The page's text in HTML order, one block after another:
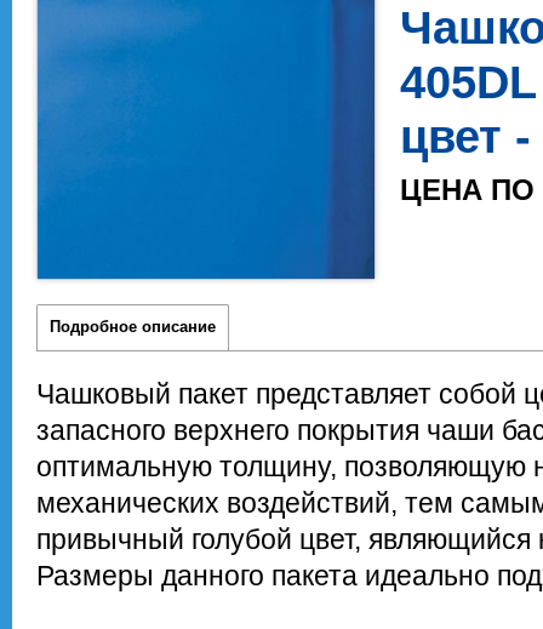
цвет
ЦЕНА ПО
Подробное описание
Чашковый пакет представляет собой
запасного верхнего покрытия чаши
оптимальную толщину, позволяющую
механических воздействий, тем
привычный голубой цвет,
Размеры данного пакета идеально